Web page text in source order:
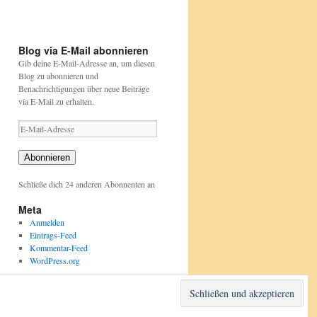
gartenvoegel/index.html gartenvoegel/
Blog via E-Mail abonnieren
Gib deine E-Mail-Adresse an, um diesen
Blog zu abonnieren und
Benachrichtigungen über neue Beiträge
via E-Mail zu erhalten.
E-
Mail-
Adresse
Abonnieren
Schließe dich 24 anderen Abonnenten an
Meta
Anmelden
Eintrags-Feed
Kommentar-Feed
WordPress.org